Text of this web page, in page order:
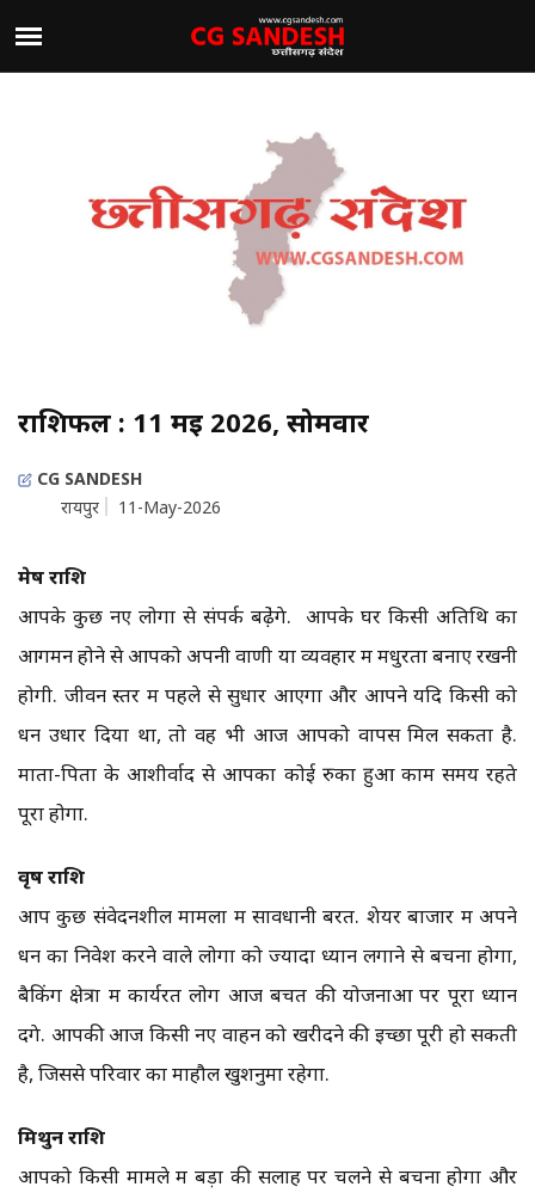
राशिफल : 11 मई 2026, सोमवार
CG SANDESH
रायपुर
11-May-2026
मेष राशि
आपके कुछ नए लोगों से संपर्क बढे़ंगे. आपके घर किसी अतिथि का
आगमन होने से आपको अपनी वाणी या व्यवहार में मधुरता बनाए रखनी
होगी. जीवन स्तर में पहले से सुधार आएगा और आपने यदि किसी को
धन उधार दिया था, तो वह भी आज आपको वापस मिल सकता है.
माता-पिता के आशीर्वाद से आपका कोई रुका हुआ काम समय रहते
पूरा होगा.
वृष राशि
आप कुछ संवेदनशील मामलों में सावधानी बरतें. शेयर बाजार में अपने
धन का निवेश करने वाले लोगों को ज्यादा ध्यान लगाने से बचना होगा,
बैकिंग क्षेत्रों में कार्यरत लोग आज बचत की योजनाओं पर पूरा ध्यान
देंगे. आपकी आज किसी नए वाहन को खरीदने की इच्छा पूरी हो सकती
है, जिससे परिवार का माहौल खुशनुमा रहेगा.
मिथुन राशि
आपको किसी मामले में बड़ों की सलाह पर चलने से बचना होगा और